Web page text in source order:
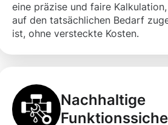
eine präzise und faire
auf den tatsächlichen Bedarf
ist, ohne versteckte Kosten.
Nachhaltige